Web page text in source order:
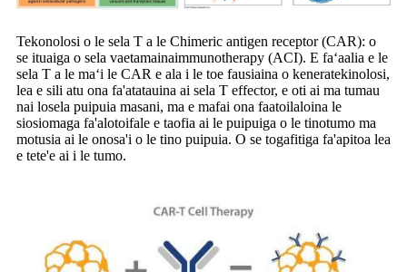
Tekonolosi o le sela T a le Chimeric antigen receptor (CAR): o
se ituaiga o sela vaetamainaimmunotherapy (ACI). E faʻaalia e le
sela T a le maʻi le CAR e ala i le toe fausiaina o keneratekinolosi,
lea e sili atu ona fa'atatauina ai sela T effector, e oti ai ma tumau
nai losela puipuia masani, ma e mafai ona faatoilaloina le
siosiomaga fa'alotoifale e taofia ai le puipuiga o le tinotumo ma
motusia ai le onosa'i o le tino puipuia. O se togafitiga fa'apitoa lea
e tete'e ai i le tumo.